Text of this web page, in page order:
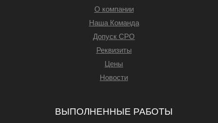
О компании
Наша Команда
Допуск СРО
Реквизиты
Цены
Новости
ВЫПОЛНЕННЫЕ РАБОТЫ